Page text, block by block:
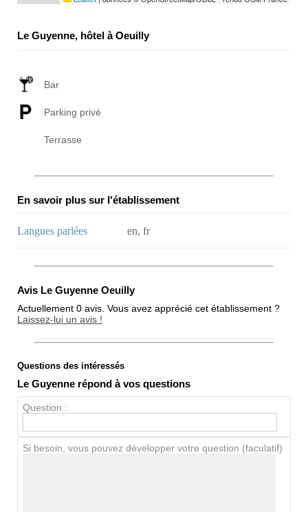
Le Guyenne, hôtel à Oeuilly
Bar
Parking privé
Terrasse
En savoir plus sur l'établissement
Langues parlées en, fr
Avis Le Guyenne Oeuilly
Actuellement 0 avis. Vous avez apprécié cet établissement ?
Laissez-lui un avis !
Note globale
Propreté
Questions des intéressés
Le Guyenne répond à vos questions
Question :
Si besoin, vous pouvez développer votre question (faculatif)